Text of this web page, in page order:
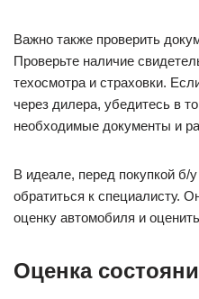
Важно также проверить
Проверьте наличие
техосмотра и страховки.
через дилера, убедитесь в
необходимые документы и
В идеале, перед покупкой б/
обратиться к специалисту.
оценку автомобиля и
Оценка